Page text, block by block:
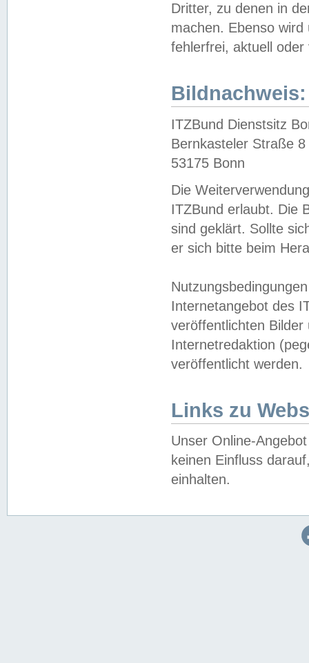
Dritter, zu denen in
machen. Ebenso
fehlerfrei, aktuell oder
Bildnachweis:
ITZBund Dienstsitz
Bernkasteler Straße 8
53175 Bonn
Die
ITZBund erlaubt. Die
sind geklärt. Sollte
er sich bitte beim
Internetangebot des
veröffentlichten
Internetredaktion
veröffentlicht werden.
Links zu
Unser Online-
keinen Einfluss
einhalten.